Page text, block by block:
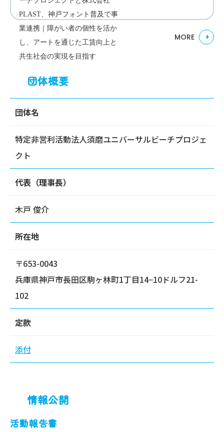
MORE
団体概要
団体名
特定非営利活動法人須磨ユニバーサルビーチプロジェ
クト
代表（理事長）
木戸 俊介
所在地
〒653-0043
兵庫県神戸市長田区駒ヶ林町1丁目14−10ドルフ21-
102
定款
添付
情報公開
活動報告書